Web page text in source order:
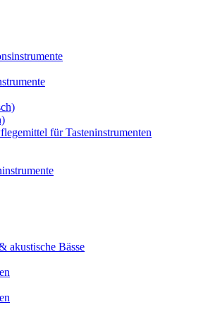
für Tasteninstrumenten
akustische Bässe